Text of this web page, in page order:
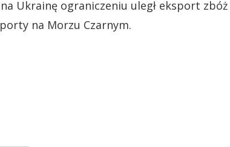
Ukrainę ograniczeniu uległ eksport zbóż
na Morzu Czarnym.